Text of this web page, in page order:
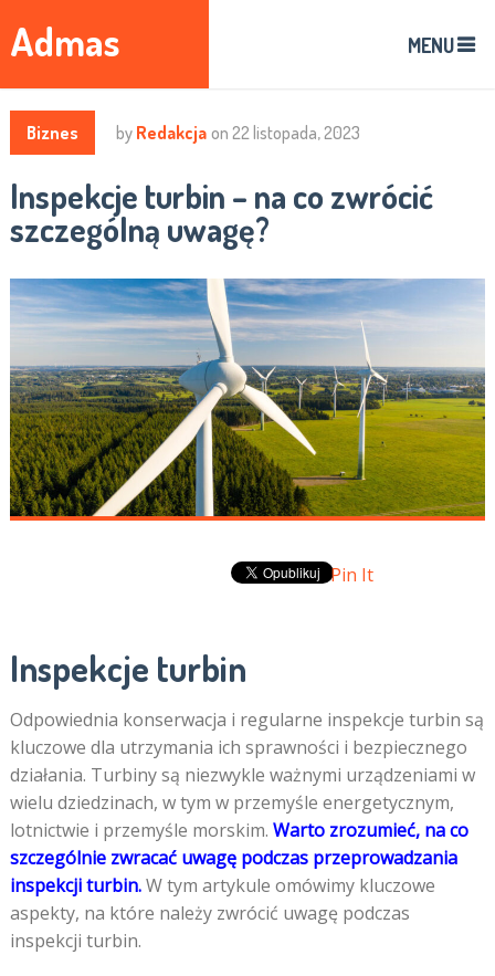
Admas MENU
Biznes by Redakcja on 22 listopada, 2023
Inspekcje turbin – na co zwrócić
szczególną uwagę?
Pin It
Inspekcje turbin
Odpowiednia konserwacja i regularne inspekcje turbin są
kluczowe dla utrzymania ich sprawności i bezpiecznego
działania. Turbiny są niezwykle ważnymi urządzeniami w
wielu dziedzinach, w tym w przemyśle energetycznym,
lotnictwie i przemyśle morskim. Warto zrozumieć, na co
szczególnie zwracać uwagę podczas przeprowadzania
inspekcji turbin.W tym artykule omówimy kluczowe
aspekty, na które należy zwrócić uwagę podczas
inspekcji turbin.